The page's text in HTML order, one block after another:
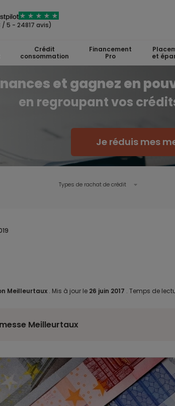
/ 5 - 24817 avis)
Crédit
consommation
Financement
Pro
et
et gagnez en
en regroupant vos
Je réduis mes
Types de rachat de crédit
Meilleurtaux . Mis à jour le 26 juin 2017 . Temps de
Meilleurtaux